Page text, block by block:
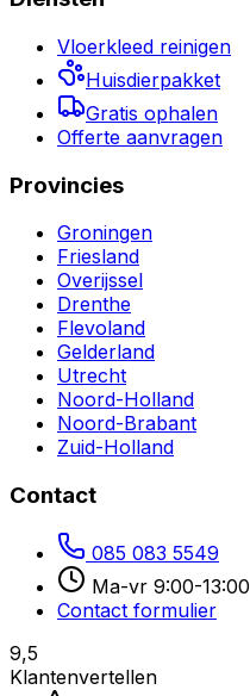
Vloerkleed reinigen
Huisdierpakket
Gratis ophalen
Offerte aanvragen
Provincies
Groningen
Friesland
Overijssel
Drenthe
Flevoland
Gelderland
Utrecht
Noord-Holland
Noord-Brabant
Zuid-Holland
Contact
085 083 5549
Ma-vr 9:00-13:00
Contact formulier
9,5
Klantenvertellen